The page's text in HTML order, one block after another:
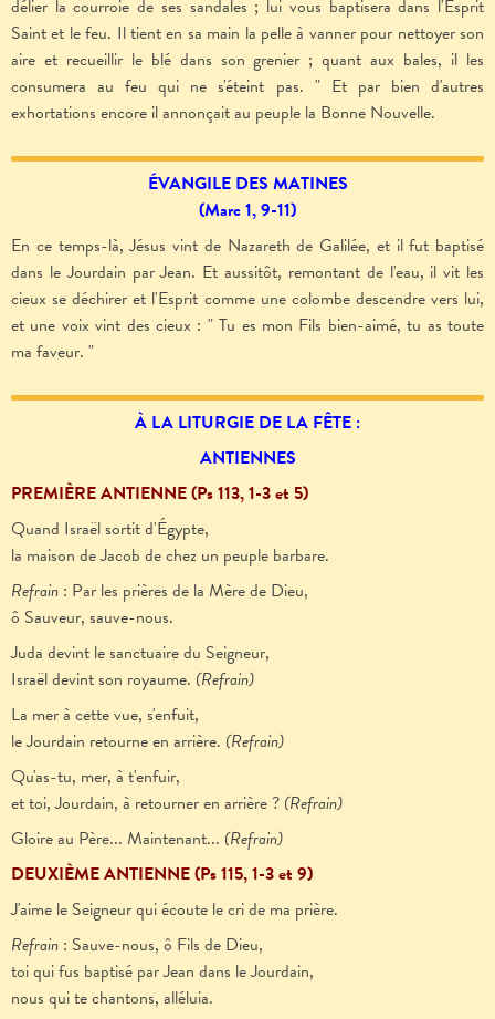
délier la courroie de ses sandales ; lui vous baptisera dans l'Esprit
Saint et le feu. Il tient en sa main la pelle à vanner pour nettoyer son
aire et recueillir le blé dans son grenier ; quant aux bales, il les
consumera au feu qui ne s'éteint pas. " Et par bien d'autres
exhortations encore il annonçait au peuple la Bonne Nouvelle.
ÉVANGILE DES MATINES
(Marc 1, 9-11)
En ce temps-là, Jésus vint de Nazareth de Galilée, et il fut baptisé
dans le Jourdain par Jean. Et aussitôt, remontant de l'eau, il vit les
cieux se déchirer et l'Esprit comme une colombe descendre vers lui,
et une voix vint des cieux : " Tu es mon Fils bien-aimé, tu as toute
ma faveur. "
À LA LITURGIE DE LA FÊTE :
ANTIENNES
PREMIÈRE ANTIENNE (Ps 113, 1-3 et 5)
Quand Israël sortit d'Égypte,
la maison de Jacob de chez un peuple barbare.
Refrain : Par les prières de la Mère de Dieu,
ô Sauveur, sauve-nous.
Juda devint le sanctuaire du Seigneur,
Israël devint son royaume. (Refrain)
La mer à cette vue, s'enfuit,
le Jourdain retourne en arrière. (Refrain)
Qu'as-tu, mer, à t'enfuir,
et toi, Jourdain, à retourner en arrière ? (Refrain)
Gloire au Père... Maintenant... (Refrain)
DEUXIÈME ANTIENNE (Ps 115, 1-3 et 9)
J'aime le Seigneur qui écoute le cri de ma prière.
Refrain : Sauve-nous, ô Fils de Dieu,
toi qui fus baptisé par Jean dans le Jourdain,
nous qui te chantons, alléluia.